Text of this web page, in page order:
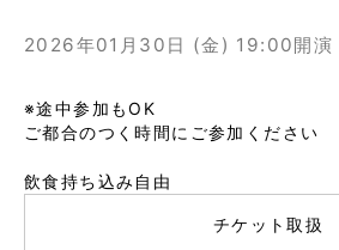
2026年01月30日 (金) 19:00開演
※途中参加もOK
ご都合のつく時間にご参加ください
飲食持ち込み自由
チケット取扱